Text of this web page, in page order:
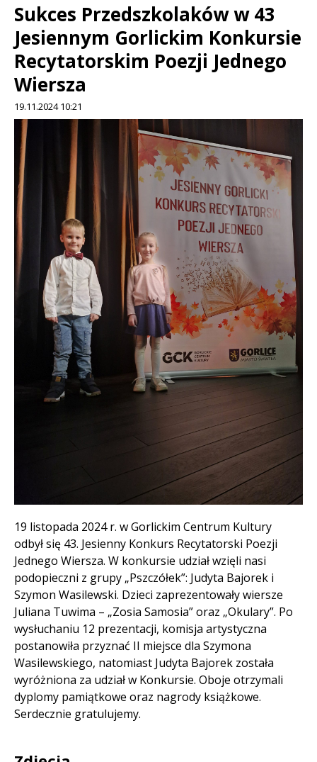
Sukces Przedszkolaków w 43
Jesiennym Gorlickim Konkursie
Recytatorskim Poezji Jednego
Wiersza
19.11.2024 10:21
Treść
19 listopada 2024 r. w Gorlickim Centrum Kultury
odbył się 43. Jesienny Konkurs Recytatorski Poezji
Jednego Wiersza. W konkursie udział wzięli nasi
podopieczni z grupy „Pszczółek”: Judyta Bajorek i
Szymon Wasilewski. Dzieci zaprezentowały wiersze
Juliana Tuwima – „Zosia Samosia” oraz „Okulary”. Po
wysłuchaniu 12 prezentacji, komisja artystyczna
postanowiła przyznać II miejsce dla Szymona
Wasilewskiego, natomiast Judyta Bajorek została
wyróżniona za udział w Konkursie. Oboje otrzymali
dyplomy pamiątkowe oraz nagrody książkowe.
Serdecznie gratulujemy.